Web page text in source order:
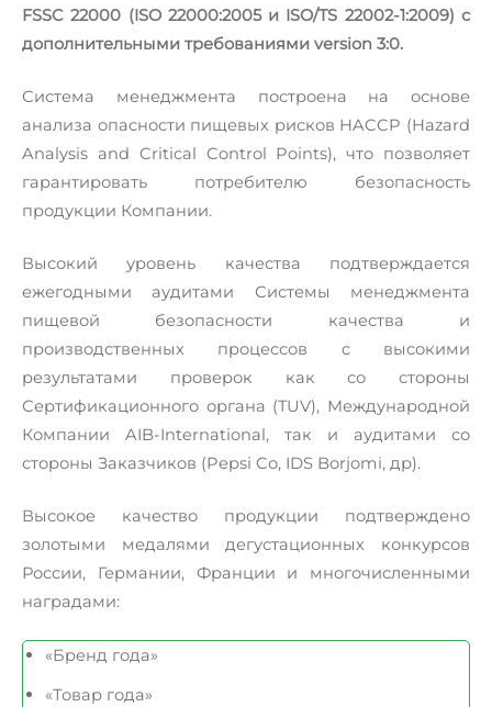
FSSC 22000 (ISO 22000:2005 и ISO/TS 22002-1:2009) с
дополнительными требованиями version 3:0.
Система менеджмента построена на основе
анализа опасности пищевых рисков HACCP (Hazard
Analysis and Critical Control Points), что позволяет
гарантировать потребителю безопасность
продукции Компании.
Высокий уровень качества подтверждается
ежегодными аудитами Системы менеджмента
пищевой безопасности качества и
производственных процессов c высокими
результатами проверок как со стороны
Сертификационного органа (TUV), Международной
Компании AIB-International, так и аудитами со
стороны Заказчиков (Pepsi Cо, IDS Borjomi, др).
Высокое качество продукции подтверждено
золотыми медалями дегустационных конкурсов
России, Германии, Франции и многочисленными
наградами:
«Бренд года»
«Товар года»